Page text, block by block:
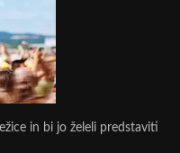
in bi jo želeli predstaviti